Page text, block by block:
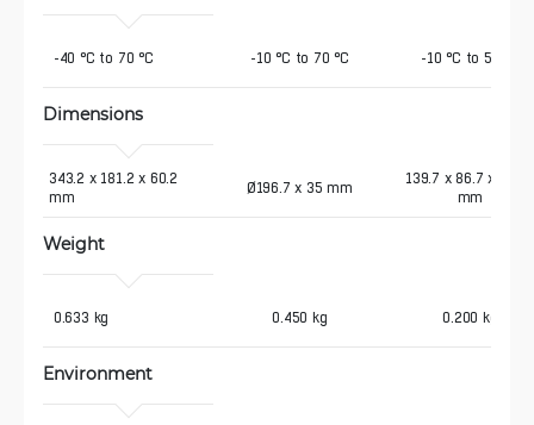
-40 °C to 70 °C -10 °C to 70 °C -10 °C to 50 °C
Dimensions
343.2 x 181.2 x 60.2
mm
Ø196.7 x 35 mm
139.7 x 86.7 x 25.75
mm
Weight
0.633 kg 0.450 kg 0.200 kg
Environment